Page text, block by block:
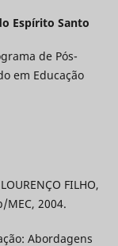
Espírito Santo
de Pós-
em Educação
FILHO,
MEC, 2004.
Abordagens